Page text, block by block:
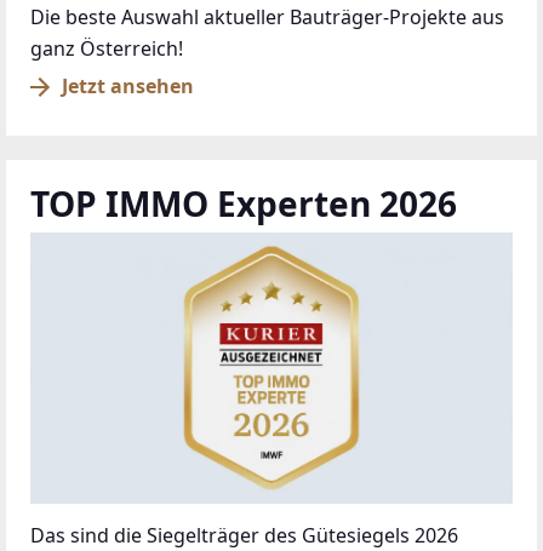
Die beste Auswahl aktueller Bauträger-Projekte aus
ganz Österreich!
Jetzt ansehen
TOP IMMO Experten 2026
Das sind die Siegelträger des Gütesiegels 2026